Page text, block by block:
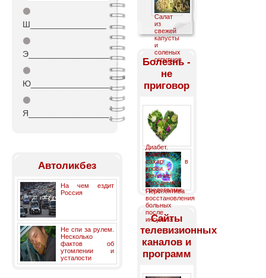
⚫
Ш________________
⚫
Э_________________
⚫
Ю_________________
⚫
Я_________________
Автоликбез
На чем ездит
Россия
Не спи за рулем.
Несколько
фактов об
утомлении и
усталости
Салат
из
свежей
капусты
и
соленых
огрурцов
Болезнь -
не
приговор
Диабет.
Снизить
сахар в
крови.
Лечение
народными
средствами.
Перспектива
восстановления
больных
после
инсульта
Cайты
телевизионных
каналов и
программ